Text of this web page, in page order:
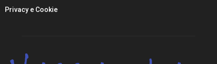
Privacy e Cookie